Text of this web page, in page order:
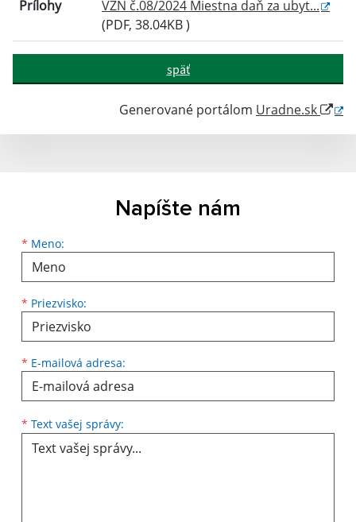
Prílohy
VZN č.08/2024 Miestna daň za ubyt...
(PDF, 38.04KB )
späť
Generované portálom Uradne.sk
Napíšte nám
* Meno:
Meno
* Priezvisko:
Priezvisko
* E-mailová adresa:
E-mailová adresa
* Text vašej správy: